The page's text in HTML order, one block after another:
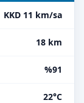
KKD 11 km/sa
18 km
%91
22°C